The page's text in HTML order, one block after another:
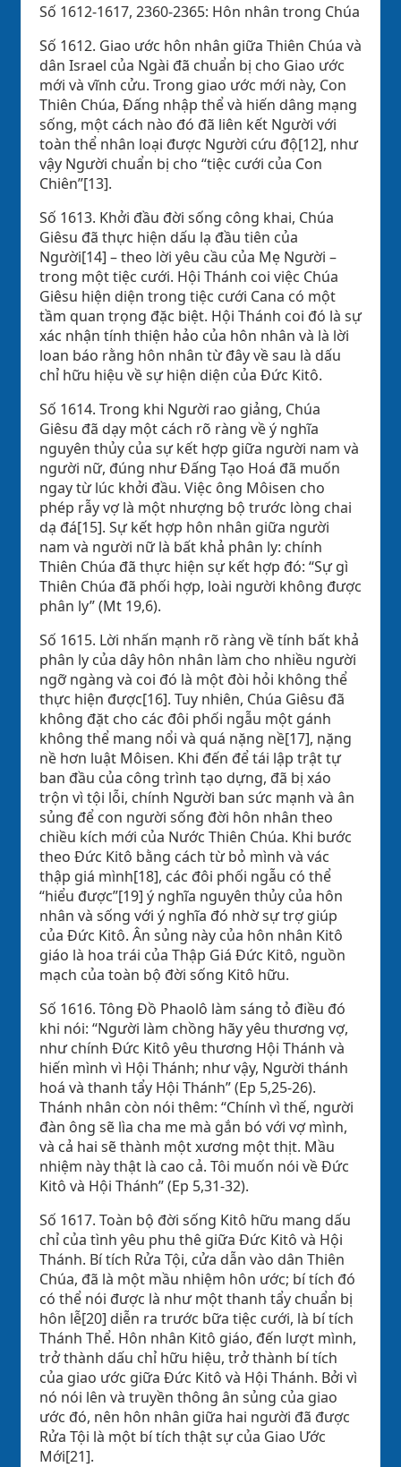
Số 1612-1617, 2360-2365: Hôn nhân trong Chúa
Số 1612. Giao ước hôn nhân giữa Thiên Chúa và
dân Israel của Ngài đã chuẩn bị cho Giao ước
mới và vĩnh cửu. Trong giao ước mới này, Con
Thiên Chúa, Đấng nhập thể và hiến dâng mạng
sống, một cách nào đó đã liên kết Người với
toàn thể nhân loại được Người cứu độ[12], như
vậy Người chuẩn bị cho “tiệc cưới của Con
Chiên”[13].
Số 1613. Khởi đầu đời sống công khai, Chúa
Giêsu đã thực hiện dấu lạ đầu tiên của
Người[14] – theo lời yêu cầu của Mẹ Người –
trong một tiệc cưới. Hội Thánh coi việc Chúa
Giêsu hiện diện trong tiệc cưới Cana có một
tầm quan trọng đặc biệt. Hội Thánh coi đó là sự
xác nhận tính thiện hảo của hôn nhân và là lời
loan báo rằng hôn nhân từ đây về sau là dấu
chỉ hữu hiệu về sự hiện diện của Đức Kitô.
Số 1614. Trong khi Người rao giảng, Chúa
Giêsu đã dạy một cách rõ ràng về ý nghĩa
nguyên thủy của sự kết hợp giữa người nam và
người nữ, đúng như Đấng Tạo Hoá đã muốn
ngay từ lúc khởi đầu. Việc ông Môisen cho
phép rẫy vợ là một nhượng bộ trước lòng chai
dạ đá[15]. Sự kết hợp hôn nhân giữa người
nam và người nữ là bất khả phân ly: chính
Thiên Chúa đã thực hiện sự kết hợp đó: “Sự gì
Thiên Chúa đã phối hợp, loài người không được
phân ly” (Mt 19,6).
Số 1615. Lời nhấn mạnh rõ ràng về tính bất khả
phân ly của dây hôn nhân làm cho nhiều người
ngỡ ngàng và coi đó là một đòi hỏi không thể
thực hiện được[16]. Tuy nhiên, Chúa Giêsu đã
không đặt cho các đôi phối ngẫu một gánh
không thể mang nổi và quá nặng nề[17], nặng
nề hơn luật Môisen. Khi đến để tái lập trật tự
ban đầu của công trình tạo dựng, đã bị xáo
trộn vì tội lỗi, chính Người ban sức mạnh và ân
sủng để con người sống đời hôn nhân theo
chiều kích mới của Nước Thiên Chúa. Khi bước
theo Đức Kitô bằng cách từ bỏ mình và vác
thập giá mình[18], các đôi phối ngẫu có thể
“hiểu được”[19] ý nghĩa nguyên thủy của hôn
nhân và sống với ý nghĩa đó nhờ sự trợ giúp
của Đức Kitô. Ân sủng này của hôn nhân Kitô
giáo là hoa trái của Thập Giá Đức Kitô, nguồn
mạch của toàn bộ đời sống Kitô hữu.
Số 1616. Tông Đồ Phaolô làm sáng tỏ điều đó
khi nói: “Người làm chồng hãy yêu thương vợ,
như chính Đức Kitô yêu thương Hội Thánh và
hiến mình vì Hội Thánh; như vậy, Người thánh
hoá và thanh tẩy Hội Thánh” (Ep 5,25-26).
Thánh nhân còn nói thêm: “Chính vì thế, người
đàn ông sẽ lìa cha me mà gắn bó với vợ mình,
và cả hai sẽ thành một xương một thịt. Mầu
nhiệm này thật là cao cả. Tôi muốn nói về Đức
Kitô và Hội Thánh” (Ep 5,31-32).
Số 1617. Toàn bộ đời sống Kitô hữu mang dấu
chỉ của tình yêu phu thê giữa Đức Kitô và Hội
Thánh. Bí tích Rửa Tội, cửa dẫn vào dân Thiên
Chúa, đã là một mầu nhiệm hôn ước; bí tích đó
có thể nói được là như một thanh tẩy chuẩn bị
hôn lễ[20] diễn ra trước bữa tiệc cưới, là bí tích
Thánh Thể. Hôn nhân Kitô giáo, đến lượt mình,
trở thành dấu chỉ hữu hiệu, trở thành bí tích
của giao ước giữa Đức Kitô và Hội Thánh. Bởi vì
nó nói lên và truyền thông ân sủng của giao
ước đó, nên hôn nhân giữa hai người đã được
Rửa Tội là một bí tích thật sự của Giao Ước
Mới[21].